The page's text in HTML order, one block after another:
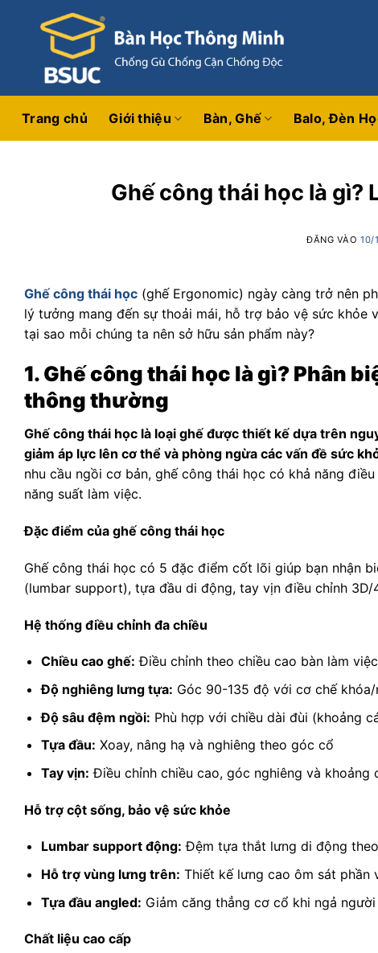
Trang chủ Giới thiệu Bàn, Ghế Balo, Đèn
Ghế công thái học là gì?
ĐĂNG VÀO10/
Ghế công thái học (ghế Ergonomic) ngày càng trở nên
lý tưởng mang đến sự thoải mái, hỗ trợ bảo vệ sức khỏe
tại sao mỗi chúng ta nên sở hữu sản phẩm này?
1. Ghế công thái học là gì? Phân
thông thường
Ghế công thái học là loại ghế được thiết kế dựa trên
giảm áp lực lên cơ thể và phòng ngừa các vấn đề sức
nhu cầu ngồi cơ bản, ghế công thái học có khả năng
năng suất làm việc.
Đặc điểm của ghế công thái học
Ghế công thái học có 5 đặc điểm cốt lõi giúp bạn nhận
(lumbar support), tựa đầu di động, tay vịn điều chỉnh
Hệ thống điều chỉnh đa chiều
Chiều cao ghế: Điều chỉnh theo chiều cao bàn làm
Độ nghiêng lưng tựa: Góc 90-135 độ với cơ chế
Độ sâu đệm ngồi: Phù hợp với chiều dài đùi (khoảng
Tựa đầu: Xoay, nâng hạ và nghiêng theo góc cổ
Tay vịn: Điều chỉnh chiều cao, góc nghiêng và khoảng
Hỗ trợ cột sống, bảo vệ sức khỏe
Lumbar support động: Đệm tựa thắt lưng di động
Hỗ trợ vùng lưng trên: Thiết kế lưng cao ôm sát phần
Tựa đầu angled: Giảm căng thẳng cơ cổ khi ngả người
Chất liệu cao cấp